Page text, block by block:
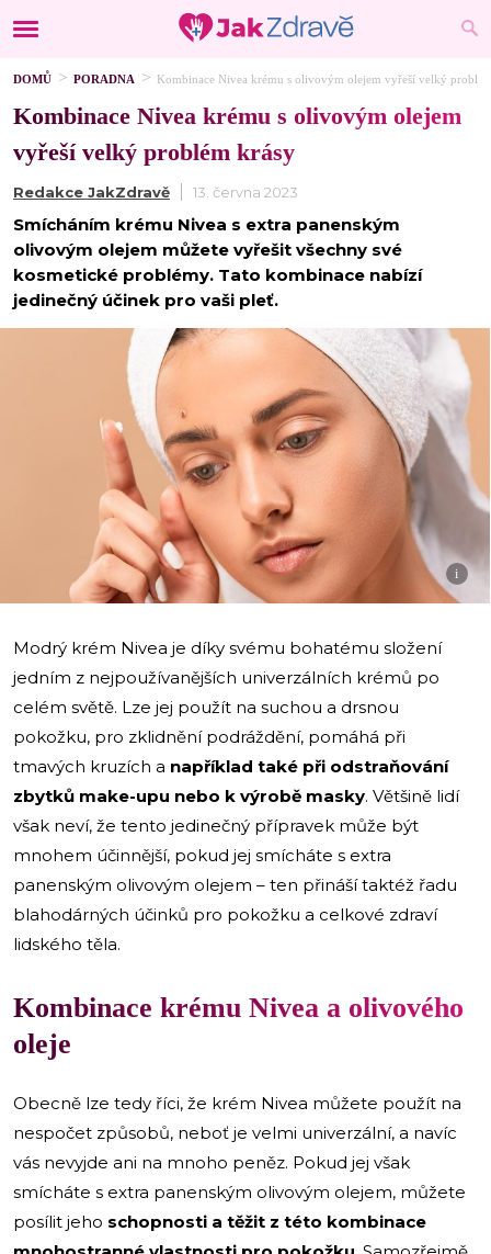
DOMŮ PORADNA Kombinace Nivea krému s olivovým olejem vyřeší velký
Kombinace Nivea krému s olivovým olejem
vyřeší velký problém krásy
Redakce JakZdravě 13. června 2023
Smícháním krému Nivea s extra panenským
olivovým olejem můžete vyřešit všechny své
kosmetické problémy. Tato kombinace nabízí
jedinečný účinek pro vaši pleť.
i
Modrý krém Nivea je díky svému bohatému složení
jedním z nejpoužívanějších univerzálních krémů po
celém světě. Lze jej použít na suchou a drsnou
pokožku, pro zklidnění podráždění, pomáhá při
tmavých kruzích a například také při odstraňování
zbytků make-upu nebo k výrobě masky. Většině lidí
však neví, že tento jedinečný přípravek může být
mnohem účinnější, pokud jej smícháte s extra
panenským olivovým olejem – ten přináší taktéž řadu
blahodárných účinků pro pokožku a celkové zdraví
lidského těla.
Kombinace krému Nivea a olivového
oleje
Obecně lze tedy říci, že krém Nivea můžete použít na
nespočet způsobů, neboť je velmi univerzální, a navíc
vás nevyjde ani na mnoho peněz. Pokud jej však
smícháte s extra panenským olivovým olejem, můžete
posílit jeho schopnosti a těžit z této kombinace